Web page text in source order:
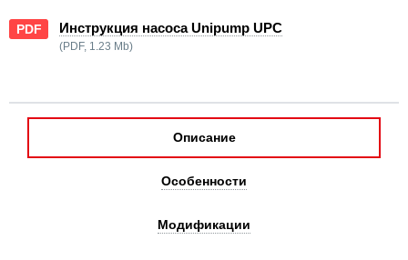
PDF Инструкция насоса Unipump UPC
(PDF, 1.23 Mb)
Описание
Особенности
Модификации